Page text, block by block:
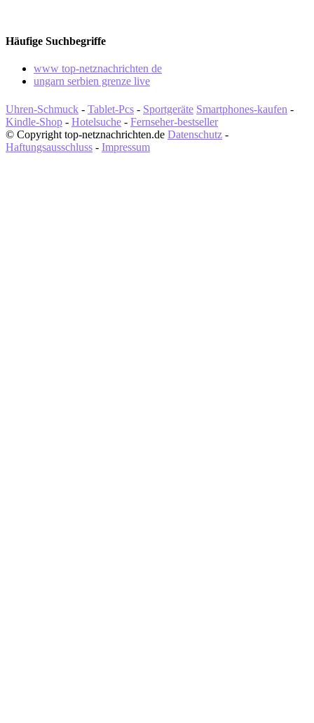
Häufige Suchbegriffe
www top-netznachrichten de
ungarn serbien grenze live
Uhren-Schmuck - Tablet-Pcs - Sportgeräte Smartphones-kaufen -
Kindle-Shop - Hotelsuche - Fernseher-bestseller
© Copyright top-netznachrichten.de Datenschutz -
Haftungsausschluss - Impressum